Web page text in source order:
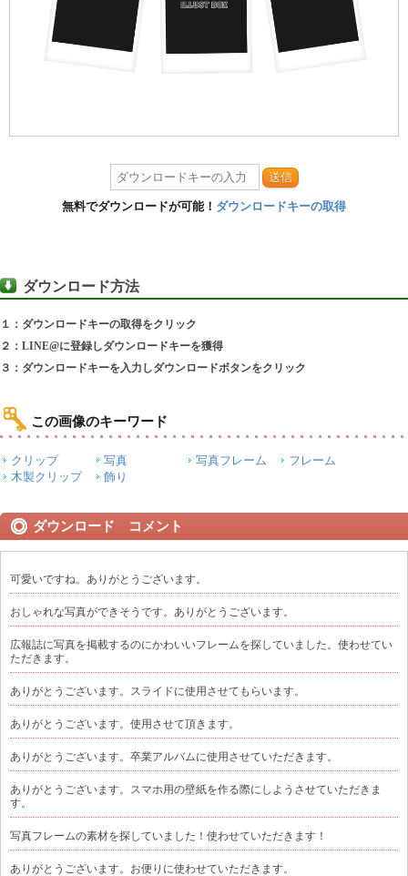
送信
無料でダウンロードが可能！ ダウンロードキーの取得
ダウンロード方法
１：ダウンロードキーの取得をクリック
２：LINE@に登録しダウンロードキーを獲得
３：ダウンロードキーを入力しダウンロードボタンをクリック
この画像のキーワード
クリップ 写真 写真フレーム
フレーム
木製クリップ
飾り
ダウンロード コメント
可愛いですね。ありがとうございます。
おしゃれな写真ができそうです。ありがとうございます。
広報誌に写真を掲載するのにかわいいフレームを探していました。使わせてい
ただきます。
ありがとうございます。スライドに使用させてもらいます。
ありがとうございます。使用させて頂きます。
ありがとうございます。卒業アルバムに使用させていただきます。
ありがとうございます。スマホ用の壁紙を作る際にしようさせていただきま
す。
写真フレームの素材を探していました！使わせていただきます！
ありがとうございます。お便りに使わせていただきます。